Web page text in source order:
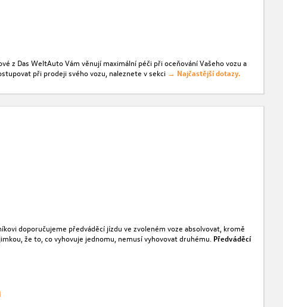
z Das WeltAuto Vám věnují maximální péči při oceňování Vašeho vozu a
při prodeji svého vozu, naleznete v sekci → Najčastější dotazy.
doporučujeme předváděcí jízdu ve zvoleném voze absolvovat, kromě
že to, co vyhovuje jednomu, nemusí vyhovovat druhému. Předváděcí